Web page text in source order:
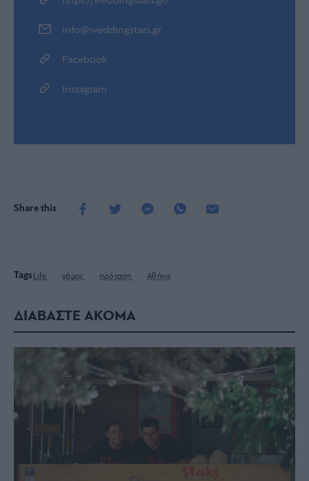
info@weddingstars.gr
Facebook
Instagram
Share this
Tags Life γάμος πρόταση Αθήνα
ΔΙΑΒΑΣΤΕ ΑΚΟΜΑ